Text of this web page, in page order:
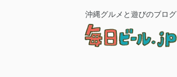
沖縄グルメと遊びのブログ